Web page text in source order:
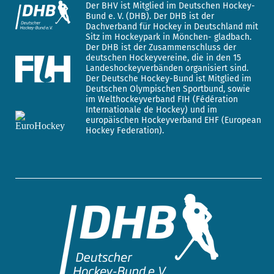
Der BHV ist Mitglied im Deutschen Hockey-
Bund e. V. (DHB). Der DHB ist der
Dachverband für Hockey in Deutschland mit
Sitz im Hockeypark in Mönchen- gladbach.
Der DHB ist der Zusammenschluss der
deutschen Hockeyvereine, die in den 15
Landeshockeyverbänden organisiert sind.
Der Deutsche Hockey-Bund ist Mitglied im
Deutschen Olympischen Sportbund, sowie
im Welthockeyverband FIH (Fédération
Internationale de Hockey) und im
europäischen Hockeyverband EHF (European
Hockey Federation).